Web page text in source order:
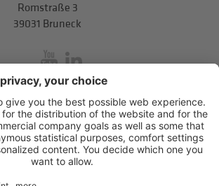
Romstraße 3
39031 Bruneck
inService
Boden,I-39100Bozen.T+39 0471 310
311.info@hds-bz.it
Impressum
Datenschutzerklärung